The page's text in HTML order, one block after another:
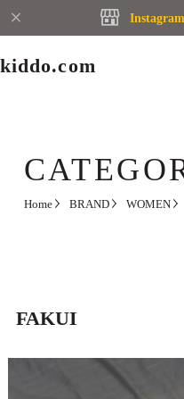
kiddo.com
kiddo.com
Category
WOMEN
Membership
Mypage
Home BRAND WOMEN
FAKUI